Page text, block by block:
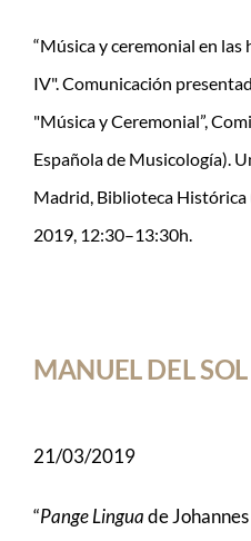
“Música y ceremonial en
IV". Comunicación
"Música y Ceremonial”,
Española de Musicología).
Madrid, Biblioteca Histórica
2019, 12:30–13:30h.
MANUEL DEL SOL
21/03/2019
“Pange Linguade